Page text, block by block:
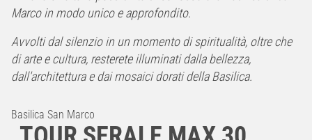
Marco in modo unico e approfondito.
Avvolti dal silenzio in un momento di spiritualità, oltre che
di arte e cultura, resterete illuminati dalla bellezza,
dall'architettura e dai mosaici dorati della Basilica.
Basilica San Marco